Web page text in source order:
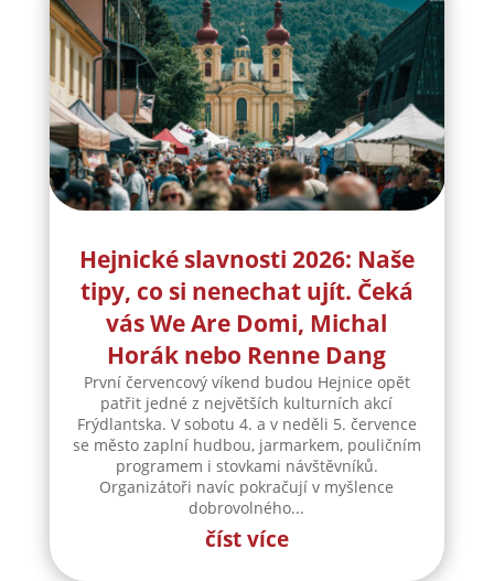
Hejnické slavnosti 2026: Naše
tipy, co si nenechat ujít. Čeká
vás We Are Domi, Michal
Horák nebo Renne Dang
První červencový víkend budou Hejnice opět
patřit jedné z největších kulturních akcí
Frýdlantska. V sobotu 4. a v neděli 5. července
se město zaplní hudbou, jarmarkem, pouličním
programem i stovkami návštěvníků.
Organizátoři navíc pokračují v myšlence
dobrovolného...
číst více